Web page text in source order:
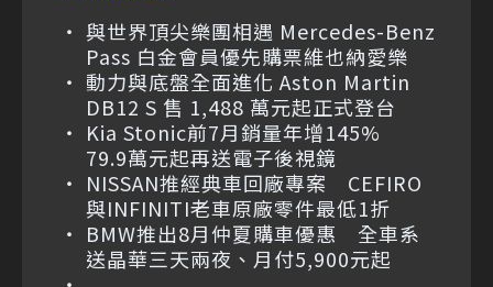
與世界頂尖樂團相遇 Mercedes-Benz
Pass 白金會員優先購票維也納愛樂
動力與底盤全面進化 Aston Martin
DB12 S 售 1,488 萬元起正式登台
Kia Stonic前7月銷量年增145%
79.9萬元起再送電子後視鏡
NISSAN推經典車回廠專案 CEFIRO
與INFINITI老車原廠零件最低1折
BMW推出8月仲夏購車優惠 全車系
送晶華三天兩夜、月付5,900元起